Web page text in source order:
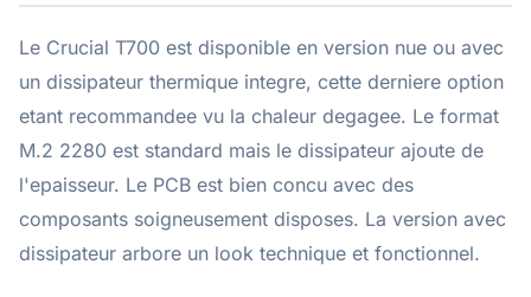
Le Crucial T700 est disponible en version nue ou avec
un dissipateur thermique integre, cette derniere option
etant recommandee vu la chaleur degagee. Le format
M.2 2280 est standard mais le dissipateur ajoute de
l'epaisseur. Le PCB est bien concu avec des
composants soigneusement disposes. La version avec
dissipateur arbore un look technique et fonctionnel.